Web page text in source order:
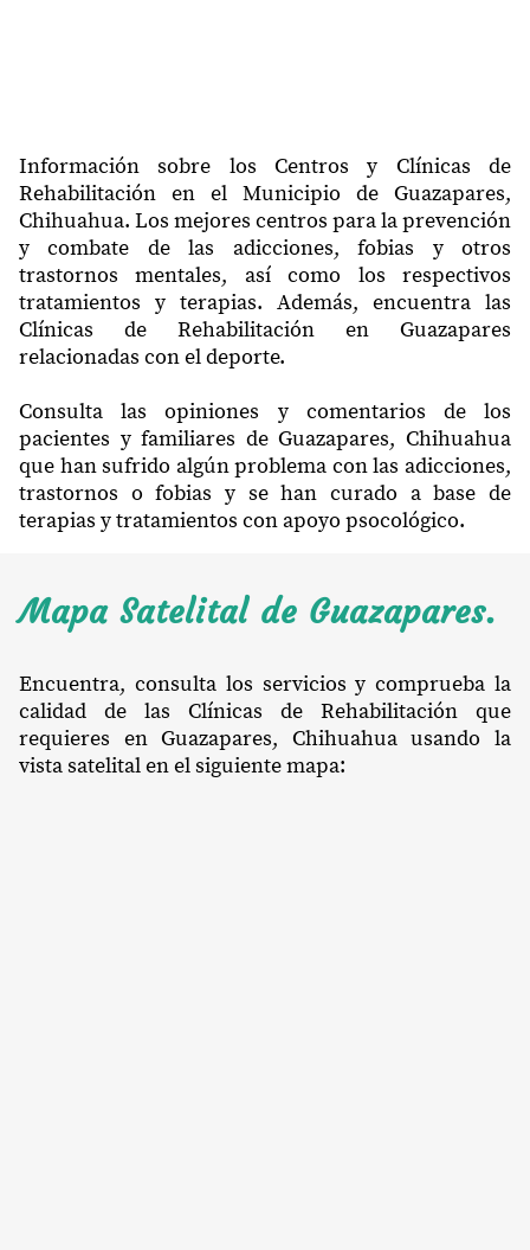
Información sobre los Centros y Clínicas de
Rehabilitación en el Municipio de Guazapares,
Chihuahua. Los mejores centros para la prevención
y combate de las adicciones, fobias y otros
trastornos mentales, así como los respectivos
tratamientos y terapias. Además, encuentra las
Clínicas de Rehabilitación en Guazapares
relacionadas con el deporte.
Consulta las opiniones y comentarios de los
pacientes y familiares de Guazapares, Chihuahua
que han sufrido algún problema con las adicciones,
trastornos o fobias y se han curado a base de
terapias y tratamientos con apoyo psocológico.
Mapa Satelital de Guazapares.
Encuentra, consulta los servicios y comprueba la
calidad de las Clínicas de Rehabilitación que
requieres en Guazapares, Chihuahua usando la
vista satelital en el siguiente mapa: